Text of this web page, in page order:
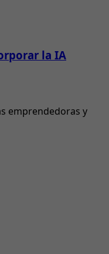
la IA
emprendedoras y